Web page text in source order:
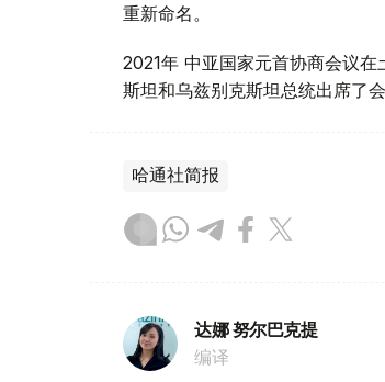
重新命名。
2021年 中亚国家元首协商会议
斯坦和乌兹别克斯坦总统出席了会
哈通社简报
达娜 努尔巴克提
编译